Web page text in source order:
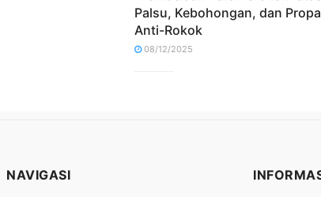
Palsu, Kebohongan, dan
Anti-Rokok
08/12/2025
NAVIGASI